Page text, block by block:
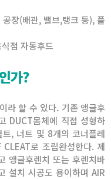
장(배관, 밸브,탱크 등), 플
점 자동후드
가?
라 할 수 있다. 기존 앵글후
DUCT몸체에 직접 성형하
, 너트 및 8개의 코너플레
로 조립완성한다. 제
앵글후렌치 또는 후렌치바
설치 시공도 용이하며 AIR